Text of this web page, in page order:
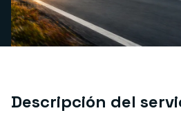
Descripción del